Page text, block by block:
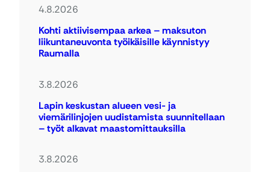
4.8.2026
Kohti aktiivisempaa arkea – maksuton
liikuntaneuvonta työikäisille käynnistyy
Raumalla
3.8.2026
Lapin keskustan alueen vesi- ja
viemärilinjojen uudistamista suunnitellaan
– työt alkavat maastomittauksilla
3.8.2026